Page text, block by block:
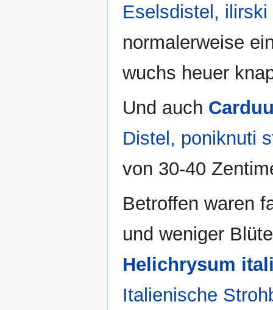
Eselsdistel,
normalerweise
wuchs heuer
Und auch
Distel, poniknuti
von 30-40
Betroffen waren
und weniger
Helichrysum
Italienische